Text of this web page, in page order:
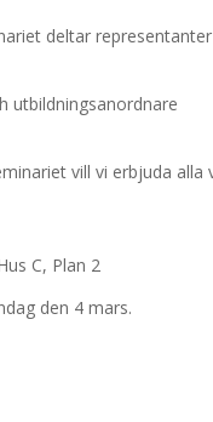
deltar
utbildningsanordnare
vill vi erbjuda
C, Plan 2
den 4 mars.